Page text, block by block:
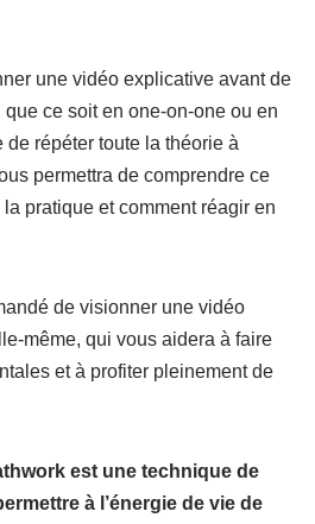
une vidéo explicative avant de
ce soit en one-on-one ou en
répéter toute la théorie à
permettra de comprendre ce
pratique et comment réagir en
de visionner une vidéo
même, qui vous aidera à faire
et à profiter pleinement de
est une technique de
à l’énergie de vie de